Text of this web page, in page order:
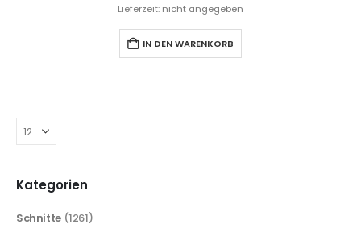
Lieferzeit: nicht angegeben
IN DEN WARENKORB
Kategorien
Schnitte (1261)